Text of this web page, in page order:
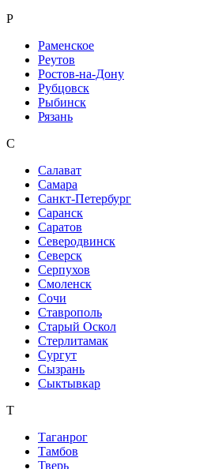
Р
Раменское
Реутов
Ростов-на-Дону
Рубцовск
Рыбинск
Рязань
С
Салават
Самара
Санкт-Петербург
Саранск
Саратов
Северодвинск
Северск
Серпухов
Смоленск
Сочи
Ставрополь
Старый Оскол
Стерлитамак
Сургут
Сызрань
Сыктывкар
Т
Таганрог
Тамбов
Тверь